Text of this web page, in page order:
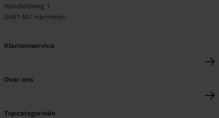
Handelsweg 1
3481 MJ Harmelen
Klantenservice
Over ons
Topcategorieën